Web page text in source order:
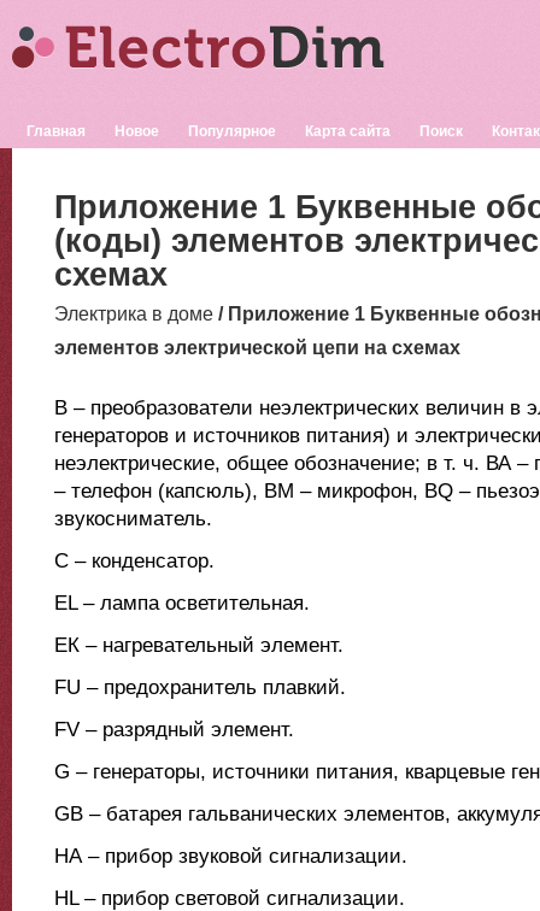
Главная Новое Популярное Карта сайта Поиск
Приложение 1 Буквенные
(коды) элементов
схемах
Электрика в доме / Приложение 1 Буквенные
элементов электрической цепи на схемах
В – преобразователи неэлектрических величин в
генераторов и источников питания) и
неэлектрические, общее обозначение; в т. ч. ВА –
– телефон (капсюль), ВМ – микрофон, ВQ –
звукосниматель.
C – конденсатор.
ЕL – лампа осветительная.
ЕК – нагревательный элемент.
FU – предохранитель плавкий.
FV – разрядный элемент.
G – генераторы, источники питания, кварцевые
GВ – батарея гальванических элементов,
НА – прибор звуковой сигнализации.
НL – прибор световой сигнализации.